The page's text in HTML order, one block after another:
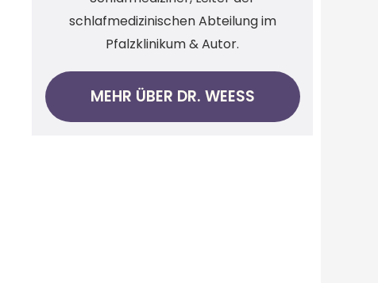
schlafmedizinischen Abteilung im
Pfalzklinikum & Autor.
MEHR ÜBER DR. WEESS